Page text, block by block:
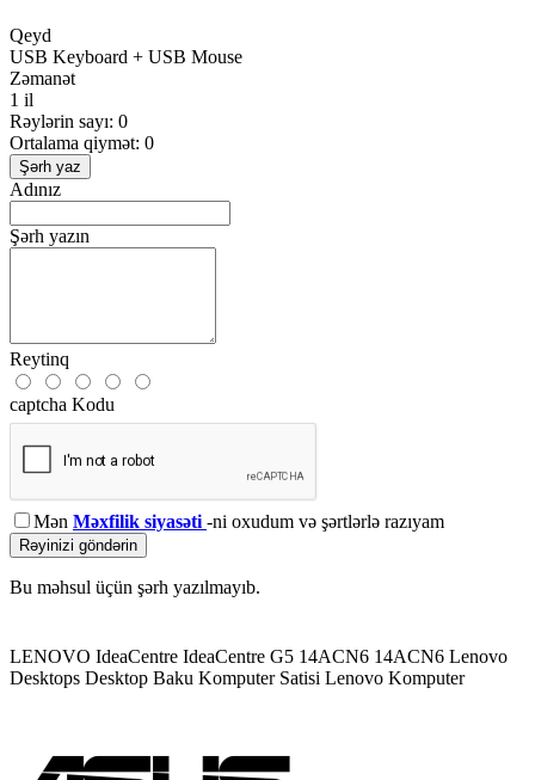
Qeyd
USB Keyboard + USB Mouse
Zəmanət
1 il
Rəylərin sayı: 0
Ortalama qiymət: 0
Şərh yaz
Adınız
Şərh yazın
Reytinq
captcha Kodu
Mən Məxfilik siyasəti -ni oxudum və şərtlərlə razıyam
Rəyinizi göndərin
Bu məhsul üçün şərh yazılmayıb.
LENOVO IdeaCentre IdeaCentre G5 14ACN6 14ACN6 Lenovo
Desktops Desktop Baku Komputer Satisi Lenovo Komputer